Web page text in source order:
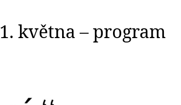
května – program